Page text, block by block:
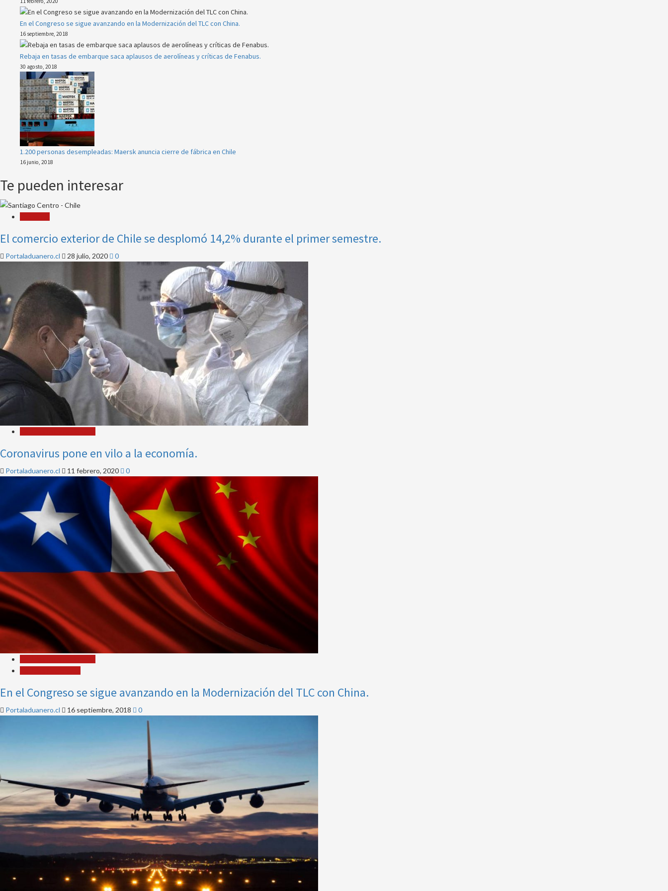
En el Congreso se sigue avanzando en la Modernización del TLC con China.
16 septiembre, 2018
Rebaja en tasas de embarque saca aplausos de aerolíneas y críticas de Fenabus.
30 agosto, 2018
1.200 personas desempleadas: Maersk anuncia cierre de fábrica en Chile
16 junio, 2018
Te pueden interesar
El comercio exterior de Chile se desplomó 14,2% durante el primer semestre.
Portaladuanero.cl 28 julio, 2020 0
Coronavirus pone en vilo a la economía.
Portaladuanero.cl 11 febrero, 2020 0
En el Congreso se sigue avanzando en la Modernización del TLC con China.
Portaladuanero.cl 16 septiembre, 2018 0